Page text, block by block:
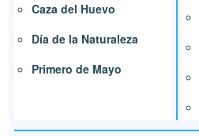
Caza del Huevo
Día de la Naturaleza
Primero de Mayo